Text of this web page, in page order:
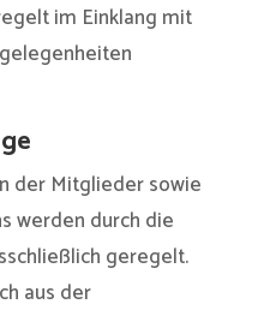
im Einklang mit
der Mitglieder sowie
werden durch die
geregelt.
aus der